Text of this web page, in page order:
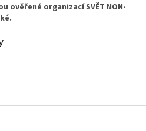
ověřené organizací SVĚT NON-